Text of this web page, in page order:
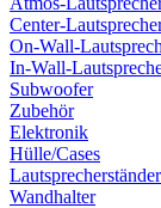
Center-
On-Wall-
In-Wall-
Subwoofer
Zubehör
Elektronik
Hülle/Cases
Lautsprecherständer
Wandhalter